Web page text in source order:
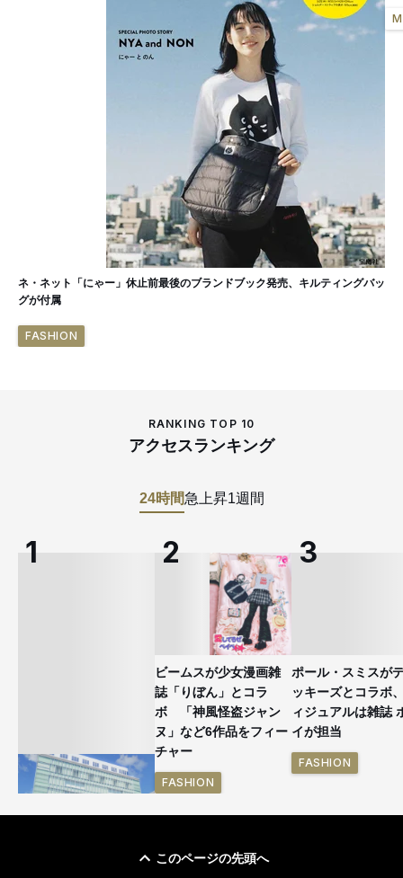
ネ・ネット「にゃー」休止前最後のブランドブック発売、キルティングバッ
グが付属
FASHION
RANKING TOP 10
アクセスランキング
24時間急上昇1週間
ビームスが少女漫画雑
誌「りぼん」とコラ
ボ 「神風怪盗ジャン
ヌ」など6作品をフィー
チャー
FASHION
ポール・スミスが
ッキーズとコラボ
ィジュアルは雑誌
イが担当
FASHION
このページの先頭へ